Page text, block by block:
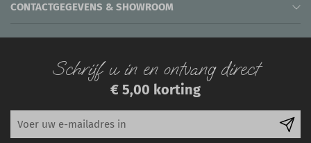
CONTACTGEGEVENS & SHOWROOM
Schrijf u in en ontvang direct
€ 5,00 korting